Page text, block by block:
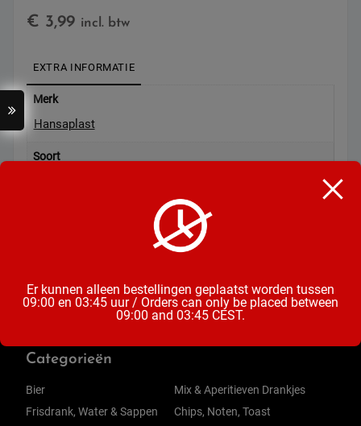
€ 3,99 incl. btw
EXTRA INFORMATIE
Merk
Hansaplast
Soort
Categorieën
Bier
Frisdrank, Water & Sappen
Mix & Aperitieven Drankjes
Chips, Noten, Toast
Er kunnen alleen bestellingen geplaatst worden tussen
09:00 en 03:45 uur / Orders can only be placed between
09:00 and 03:45 CEST.